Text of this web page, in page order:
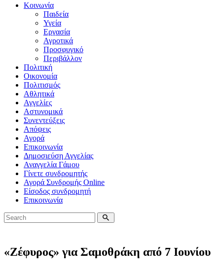
Κοινωνία
Παιδεία
Υγεία
Εργασία
Αγροτικά
Προσφυγικό
Περιβάλλον
Πολιτική
Οικονομία
Πολιτισμός
Αθλητικά
Αγγελίες
Αστυνομικά
Συνεντεύξεις
Απόψεις
Αγορά
Επικοινωνία
Δημοσιεύση Αγγελίας
Αναγγελία Γάμου
Γίνετε συνδρομητής
Αγορά Συνδρομής Online
Είσοδος συνδρομητή
Επικοινωνία
«Ζέφυρος» για Σαμοθράκη από 7 Ιουνίου